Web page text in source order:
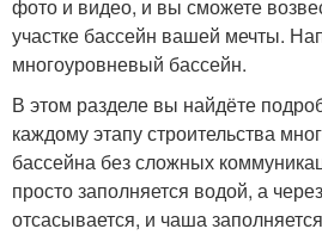
фото и видео, и вы сможете
участке бассейн вашей мечты.
многоуровневый бассейн.
В этом разделе вы найдёте
каждому этапу строительства
бассейна без сложных
просто заполняется водой, а
отсасывается, и чаша